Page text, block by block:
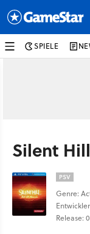
SPIELE
Silent
PSV
Genre:
Release: